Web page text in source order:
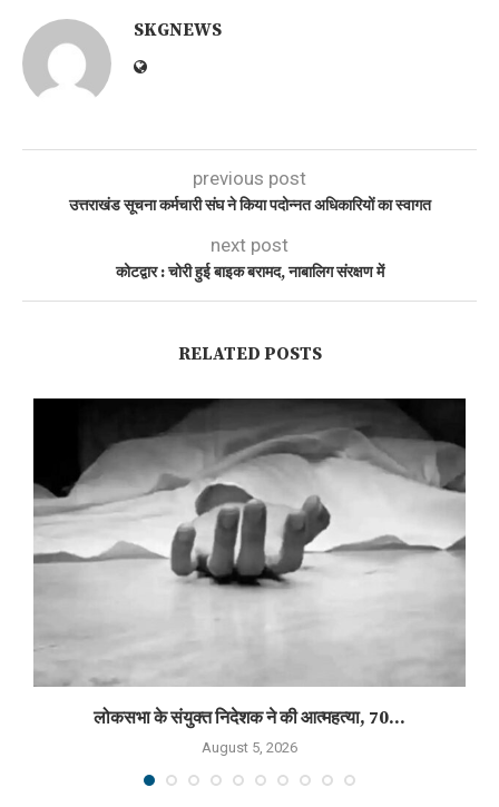
SKGNEWS
previous post
उत्तराखंड सूचना कर्मचारी संघ ने किया पदोन्नत अधिकारियों का स्वागत
next post
कोटद्वार : चोरी हुई बाइक बरामद, नाबालिग संरक्षण में
RELATED POSTS
लोकसभा के संयुक्त निदेशक ने की आत्महत्या, 70...
August 5, 2026